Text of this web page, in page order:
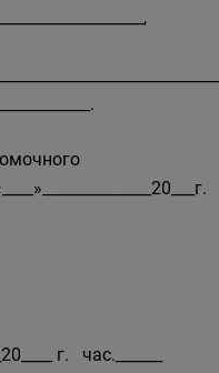
г. час.______